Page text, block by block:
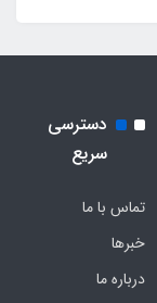
دسترسی
سریع
تماس با ما
خبرها
درباره ما